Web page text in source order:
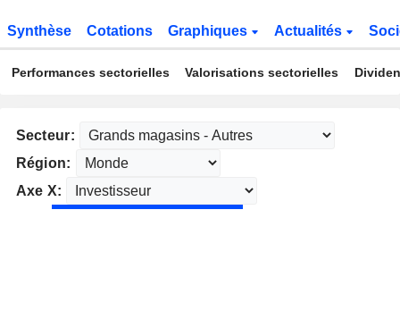
Synthèse Cotations Graphiques Actualités
Performances sectorielles Valorisations sectorielles
Secteur:
Région:
Axe X: